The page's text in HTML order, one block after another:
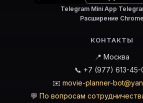
Telegram Mini App·
Расширение Chrome
КОНТАКТЫ
📍 Москва
📞 +7 (977) 613-45-
✉️ movie-planner-
💬 По вопросам